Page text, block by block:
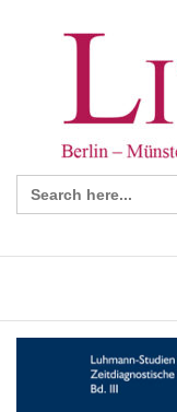
Search
for: